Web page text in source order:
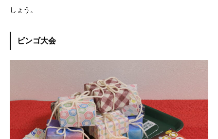
しょう。
ビンゴ大会